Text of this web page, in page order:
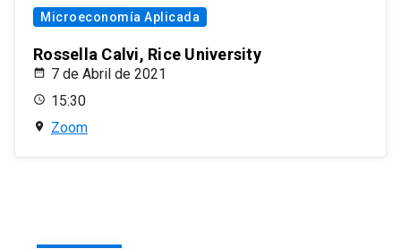
Microeconomía Aplicada
Rossella Calvi, Rice University
7 de Abril de 2021
15:30
Zoom